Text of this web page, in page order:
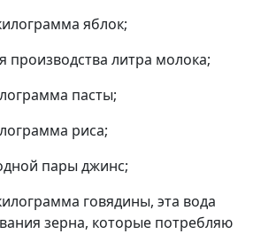
яблок;
производства литра молока;
пасты;
риса;
пары джинс;
говядины, эта вода
зерна, которые потребляю